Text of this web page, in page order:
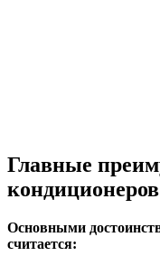
Главные
кондиционеров
Основными
считается: